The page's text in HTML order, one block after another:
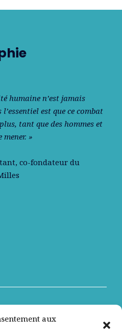
aux
humaine n’est jamais
est que ce combat
tant que des hommes et
»
co-fondateur du